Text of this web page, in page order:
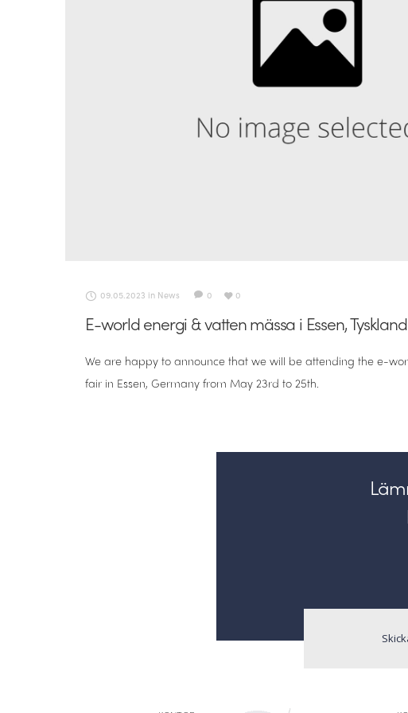
09.05.2023 in News 0 0
E-world energi & vatten mässa i Essen, Tyskland
We are happy to announce that we will be attending the e-
fair in Essen, Germany from May 23rd to 25th.